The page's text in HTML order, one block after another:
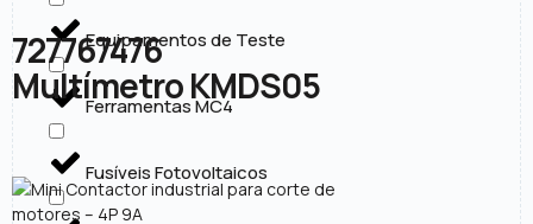
Equipamentos de Teste
Ferramentas MC4
Fusíveis Fotovoltaicos
727767476
Multímetro KMDS05